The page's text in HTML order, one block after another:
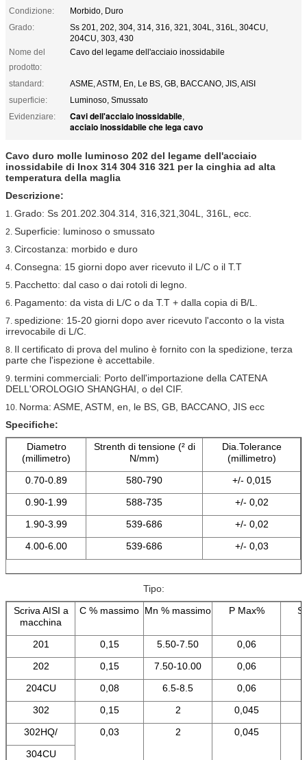
Condizione:
Morbido, Duro
Grado:
Ss 201, 202, 304, 314, 316, 321, 304L, 316L, 304CU,
204CU, 303, 430
Nome del
prodotto:
Cavo del legame dell'acciaio inossidabile
standard:
ASME, ASTM, En, Le BS, GB, BACCANO, JIS, AISI
superficie:
Luminoso, Smussato
Evidenziare:
Cavi dell'acciaio inossidabile,
acciaio inossidabile che lega cavo
Cavo duro molle luminoso 202 del legame dell'acciaio
inossidabile di Inox 314 304 316 321 per la cinghia ad alta
temperatura della maglia
Descrizione:
1. Grado: Ss 201.202.304.314, 316,321,304L, 316L, ecc.
2. Superficie: luminoso o smussato
3. Circostanza: morbido e duro
4. Consegna: 15 giorni dopo aver ricevuto il L/C o il T.T
5. Pacchetto: dal caso o dai rotoli di legno.
6. Pagamento: da vista di L/C o da T.T + dalla copia di B/L.
7. spedizione: 15-20 giorni dopo aver ricevuto l'acconto o la vista
irrevocabile di L/C.
8. Il certificato di prova del mulino è fornito con la spedizione, terza
parte che l'ispezione è accettabile.
9. termini commerciali: Porto dell'importazione della CATENA
DELL'OROLOGIO SHANGHAI, o del CIF.
10. Norma: ASME, ASTM, en, le BS, GB, BACCANO, JIS ecc
Specifiche:
Diametro
(millimetro)
Strenth di tensione (² di
N/mm)
Dia.Tolerance
(millimetro)
0.70-0.89
580-790
+/- 0,015
0.90-1.99
588-735
+/- 0,02
1.90-3.99
539-686
+/- 0,02
4.00-6.00
539-686 +/- 0,03
Tipo:
Scriva AISI a
macchina
C % massimo Mn % massimo P Max% S
201 0,15 5.50-7.50 0,06
202
0,15 7.50-10.00 0,06
204CU
0,08 6.5-8.5 0,06
302
0,15 2 0,045
302HQ/
0,03 2 0,045
304CU